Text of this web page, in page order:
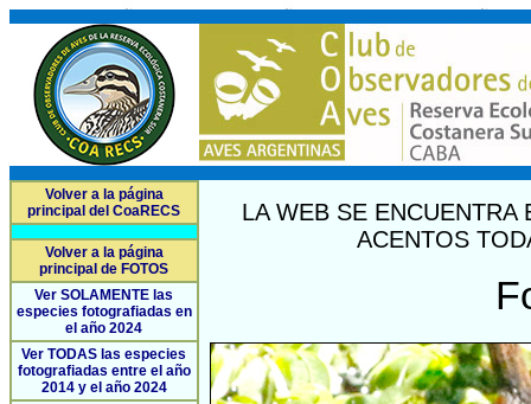
Volver a la página
principal del CoaRECS
Volver a la página
principal de FOTOS
Ver SOLAMENTE las
especies fotografiadas en
el año 2024
Ver TODAS las especies
fotografiadas entre el año
2014 y el año 2024
LA WEB SE
ACENTOS